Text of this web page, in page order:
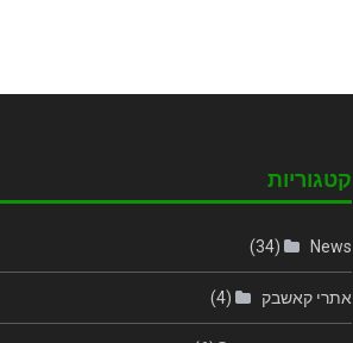
קטגוריות
News
(34)
אתרי קאשבק (4)